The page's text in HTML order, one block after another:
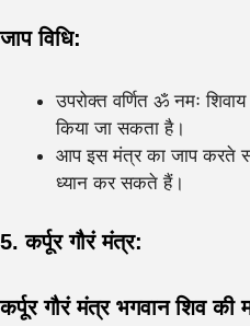
जाप विधि:
उपरोक्त वर्णित ॐ नमः
किया जा सकता है।
आप इस मंत्र का जाप करते
ध्यान कर सकते हैं।
5. कर्पूर गौरं मंत्र:
कर्पूर गौरं मंत्र भगवान शिव की